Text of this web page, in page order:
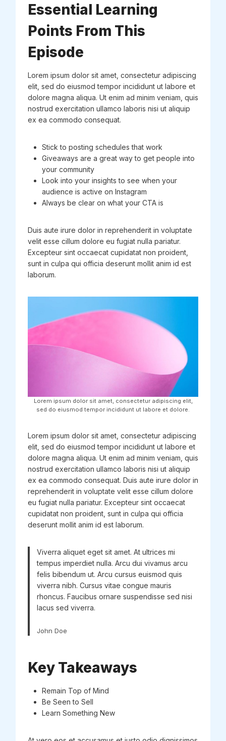
Essential Learning
Points From This
Episode
Lorem ipsum dolor sit amet, consectetur adipiscing
elit, sed do eiusmod tempor incididunt ut labore et
dolore magna aliqua. Ut enim ad minim veniam, quis
nostrud exercitation ullamco laboris nisi ut aliquip
ex ea commodo consequat.
Stick to posting schedules that work
Giveaways are a great way to get people into
your community
Look into your insights to see when your
audience is active on Instagram
Always be clear on what your CTA is
Duis aute irure dolor in reprehenderit in voluptate
velit esse cillum dolore eu fugiat nulla pariatur.
Excepteur sint occaecat cupidatat non proident,
sunt in culpa qui officia deserunt mollit anim id est
laborum.
Lorem ipsum dolor sit amet, consectetur adipiscing elit,
sed do eiusmod tempor incididunt ut labore et dolore.
Lorem ipsum dolor sit amet, consectetur adipiscing
elit, sed do eiusmod tempor incididunt ut labore et
dolore magna aliqua. Ut enim ad minim veniam, quis
nostrud exercitation ullamco laboris nisi ut aliquip
ex ea commodo consequat. Duis aute irure dolor in
reprehenderit in voluptate velit esse cillum dolore
eu fugiat nulla pariatur. Excepteur sint occaecat
cupidatat non proident, sunt in culpa qui officia
deserunt mollit anim id est laborum.
Viverra aliquet eget sit amet. At ultrices mi
tempus imperdiet nulla. Arcu dui vivamus arcu
felis bibendum ut. Arcu cursus euismod quis
viverra nibh. Cursus vitae congue mauris
rhoncus. Faucibus ornare suspendisse sed nisi
lacus sed viverra.
John Doe
Key Takeaways
Remain Top of Mind
Be Seen to Sell
Learn Something New